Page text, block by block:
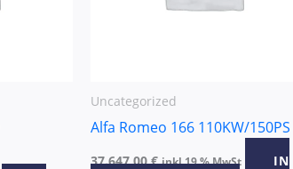
Uncategorized
Alfa Romeo 166 110KW/150PS
37.647,00€ inkl 19 % MwSt
IN